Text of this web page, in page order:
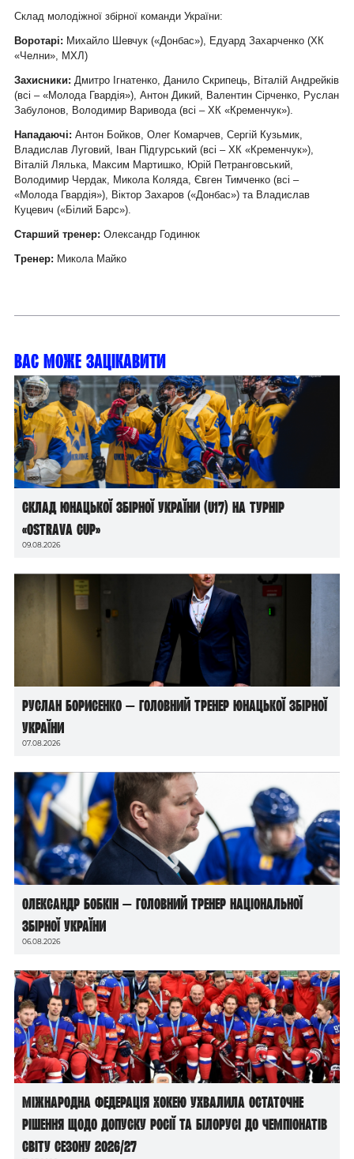
Склад молодіжної збірної команди України:
Воротарі: Михайло Шевчук («Донбас»), Едуард Захарченко (ХК
«Челни», МХЛ)
Захисники: Дмитро Ігнатенко, Данило Скрипець, Віталій Андрейків
(всі – «Молода Гвардія»), Антон Дикий, Валентин Сірченко, Руслан
Забулонов, Володимир Варивода (всі – ХК «Кременчук»).
Нападаючі: Антон Бойков, Олег Комарчев, Сергій Кузьмик,
Владислав Луговий, Іван Підгурський (всі – ХК «Кременчук»),
Віталій Лялька, Максим Мартишко, Юрій Петранговський,
Володимир Чердак, Микола Коляда, Євген Тимченко (всі –
«Молода Гвардія»), Віктор Захаров («Донбас») та Владислав
Куцевич («Білий Барс»).
Старший тренер: Олександр Годинюк
Тренер: Микола Майко
Вас може зацікавити
Склад юнацької збірної України (U17) на турнір
«Ostrava Cup»
09.08.2026
Руслан Борисенко — головний тренер юнацької збірної
України
07.08.2026
Олександр Бобкін — головний тренер національної
збірної України
06.08.2026
Міжнародна федерація хокею ухвалила остаточне
рішення щодо допуску росії та білорусі до чемпіонатів
світу сезону 2026/27